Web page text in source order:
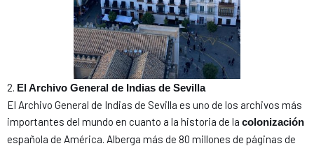
2. El Archivo General de Indias de Sevilla
El Archivo General de Indias de Sevilla es uno de los archivos más
importantes del mundo en cuanto a la historia de la colonización
española de América. Alberga más de 80 millones de páginas de